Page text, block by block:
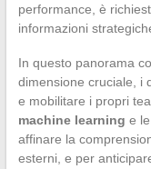
performance, è
informazioni
In questo panorama
dimensione cruciale, i
e mobilitare i propri
machine learning e
affinare la
esterni, e per